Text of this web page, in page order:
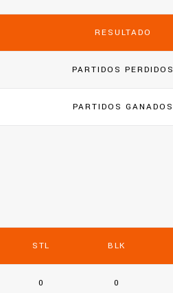
RESULTADO
PARTIDOS PERDIDOS
PARTIDOS GANADOS
STL BLK
0 0